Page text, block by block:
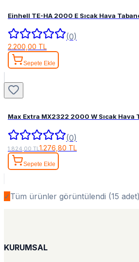
Einhell TE-HA 2000 E Sıcak Hava
(0)
2.200,00 TL
Sepete Ekle
Max Extra MX2322 2000 W Sıcak Hava
(0)
1.824,00 TL 1.276,80 TL
Sepete Ekle
✓Tüm ürünler görüntülendi (15 adet)
KURUMSAL